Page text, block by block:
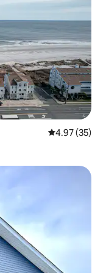
5 ರಲ್ಲಿ 4.97
4.97 (35)